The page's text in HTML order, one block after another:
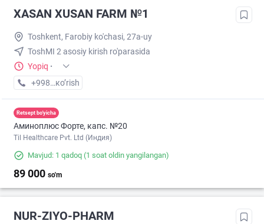
XASAN XUSAN FARM №1
Toshkent, Farobiy ko'chasi, 27a-uy
ToshMI 2 asosiy kirish ro'parasida
Yopiq ·
+998 (71) XXX-XX-XX
кo’rish
Retsept bo'yicha
Аминоплюс Форте, капс. №20
Til Healthcare Pvt. Ltd (Индия)
Mavjud: 1 qadoq (1 soat oldin yangilangan)
89 000 so'm
NUR-ZIYO-PHARM